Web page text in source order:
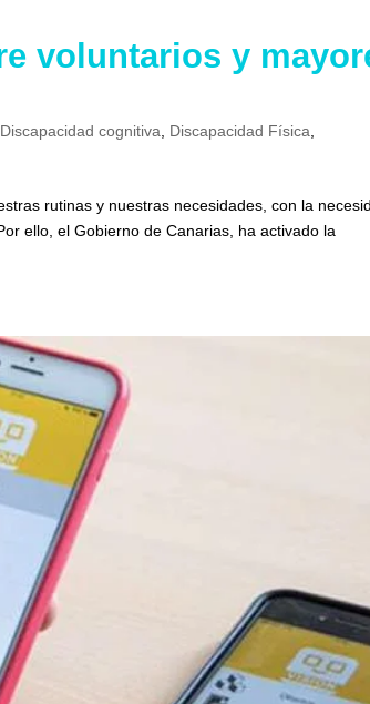
voluntarios y
Discapacidad cognitiva Discapacidad Física
rutinas y nuestras necesidades, con la
ello, el Gobierno de Canarias, ha activado la